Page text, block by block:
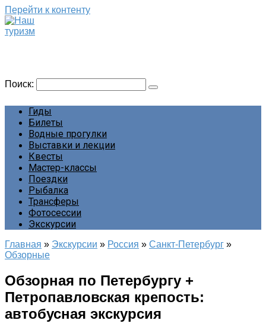
Перейти к контенту
Поиск:
Гиды
Билеты
Водные прогулки
Выставки и лекции
Квесты
Мастер-классы
Поездки
Рыбалка
Трансферы
Фотосессии
Экскурсии
Главная » Экскурсии » Россия » Санкт-Петербург »
Обзорные
Обзорная по Петербургу +
Петропавловская крепость:
автобусная экскурсия